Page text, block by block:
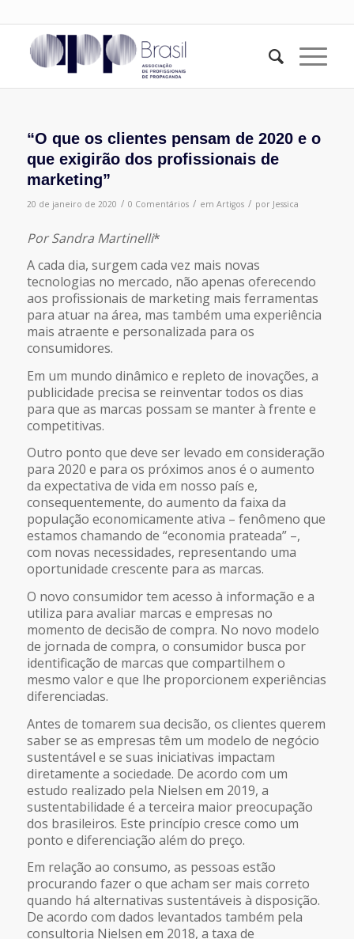
“O que os clientes pensam de 2020 e o
que exigirão dos profissionais de
marketing”
20 de janeiro de 2020 / 0 Comentários / em Artigos / por Jessica
Por Sandra Martinelli*
A cada dia, surgem cada vez mais novas
tecnologias no mercado, não apenas oferecendo
aos profissionais de marketing mais ferramentas
para atuar na área, mas também uma experiência
mais atraente e personalizada para os
consumidores.
Em um mundo dinâmico e repleto de inovações, a
publicidade precisa se reinventar todos os dias
para que as marcas possam se manter à frente e
competitivas.
Outro ponto que deve ser levado em consideração
para 2020 e para os próximos anos é o aumento
da expectativa de vida em nosso país e,
consequentemente, do aumento da faixa da
população economicamente ativa – fenômeno que
estamos chamando de “economia prateada” –,
com novas necessidades, representando uma
oportunidade crescente para as marcas.
O novo consumidor tem acesso à informação e a
utiliza para avaliar marcas e empresas no
momento de decisão de compra. No novo modelo
de jornada de compra, o consumidor busca por
identificação de marcas que compartilhem o
mesmo valor e que lhe proporcionem experiências
diferenciadas.
Antes de tomarem sua decisão, os clientes querem
saber se as empresas têm um modelo de negócio
sustentável e se suas iniciativas impactam
diretamente a sociedade. De acordo com um
estudo realizado pela Nielsen em 2019, a
sustentabilidade é a terceira maior preocupação
dos brasileiros. Este princípio cresce como um
ponto e diferenciação além do preço.
Em relação ao consumo, as pessoas estão
procurando fazer o que acham ser mais correto
quando há alternativas sustentáveis à disposição.
De acordo com dados levantados também pela
consultoria Nielsen em 2018, a taxa de